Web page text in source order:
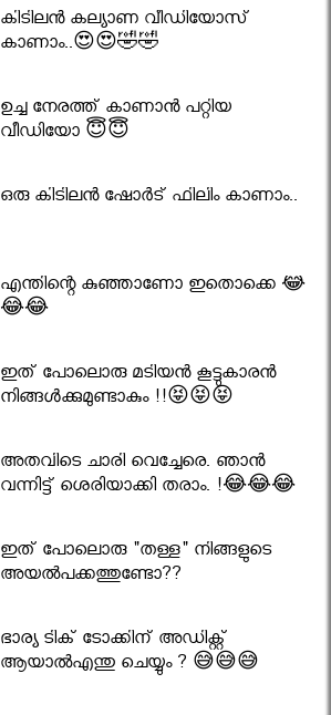
കിടിലൻ കല്യാണ വീഡിയോസ്
കാണാം..😍😍🤣🤣
ഉച്ച നേരത്ത് കാണാൻ പറ്റിയ
വീഡിയോ 😇😇
ഒരു കിടിലൻ ഷോർട് ഫിലിം കാണാം..
എന്തിന്റെ കുഞ്ഞാണോ ഇതൊക്കെ 😂
😂😂
ഇത് പോലൊരു മടിയൻ കൂട്ടുകാരൻ
നിങ്ങൾക്കുമുണ്ടാകും !!😝😝😝
അതവിടെ ചാരി വെച്ചേരെ. ഞാൻ
വന്നിട്ട് ശെരിയാക്കി തരാം. !😂😂😂
ഇത് പോലൊരു "തള്ള" നിങ്ങളുടെ
അയല്‍പക്കത്തുണ്ടോ??
ഭാര്യ ടിക് ടോക്കിന് അഡിക്റ്റ്
ആയാൽഎന്തു ചെയ്യും ? 😅😅😅